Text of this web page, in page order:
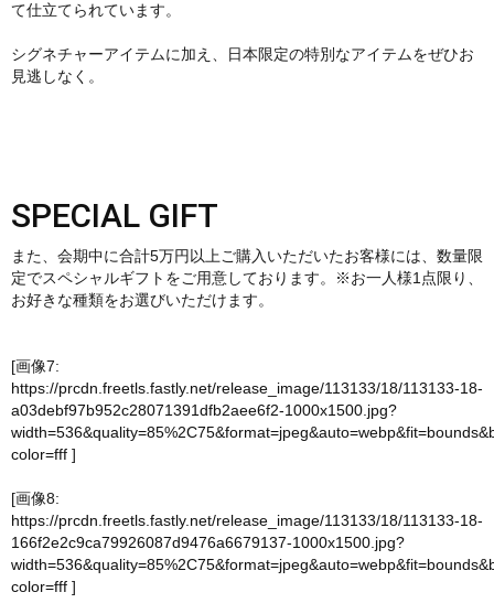
て仕立てられています。
シグネチャーアイテムに加え、日本限定の特別なアイテムをぜひお
見逃しなく。
SPECIAL GIFT
また、会期中に合計5万円以上ご購入いただいたお客様には、数量限
定でスペシャルギフトをご用意しております。※お一人様1点限り、
お好きな種類をお選びいただけます。
[画像7:
https://prcdn.freetls.fastly.net/release_image/113133/18/113133-18-
a03debf97b952c28071391dfb2aee6f2-1000x1500.jpg?
color=fff ]
[画像8:
https://prcdn.freetls.fastly.net/release_image/113133/18/113133-18-
166f2e2c9ca79926087d9476a6679137-1000x1500.jpg?
color=fff ]